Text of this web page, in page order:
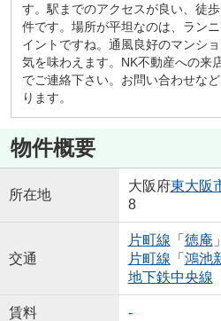
す。駅までのアクセスが良い、徒
件です。場所が平坦なのは、ラン
イントですね。通風良好のマンシ
気を味わえます。NK不動産への来
でご連絡下さい。お問い合わせな
ります。
物件概要
所在地
大阪府東大阪
8
交通
片町線 「 徳庵
片町線 「 鴻池
地下鉄中央線 「
賃料 -